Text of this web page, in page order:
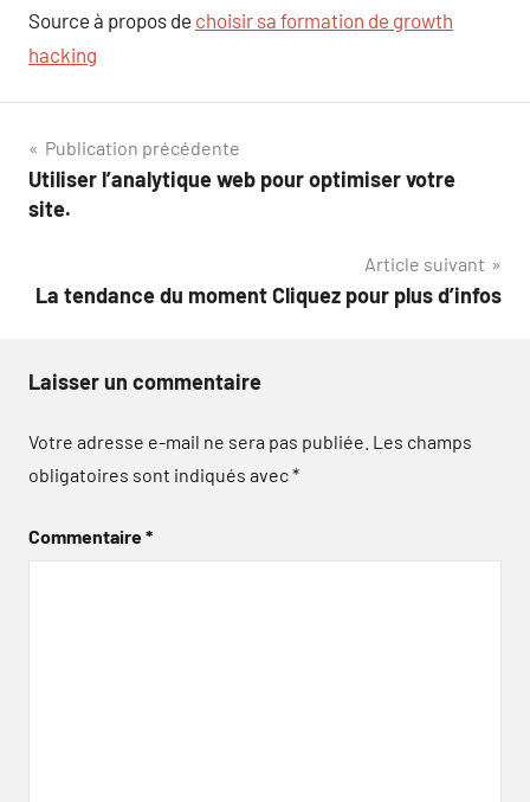
Source à propos de choisir sa formation de growth
hacking
Navigation
de
Publication précédente
Utiliser l’analytique web pour optimiser votre
site.
Article suivant
La tendance du moment Cliquez pour plus d’infos
Laisser un commentaire
Votre adresse e-mail ne sera pas publiée. Les champs
obligatoires sont indiqués avec*
Commentaire*